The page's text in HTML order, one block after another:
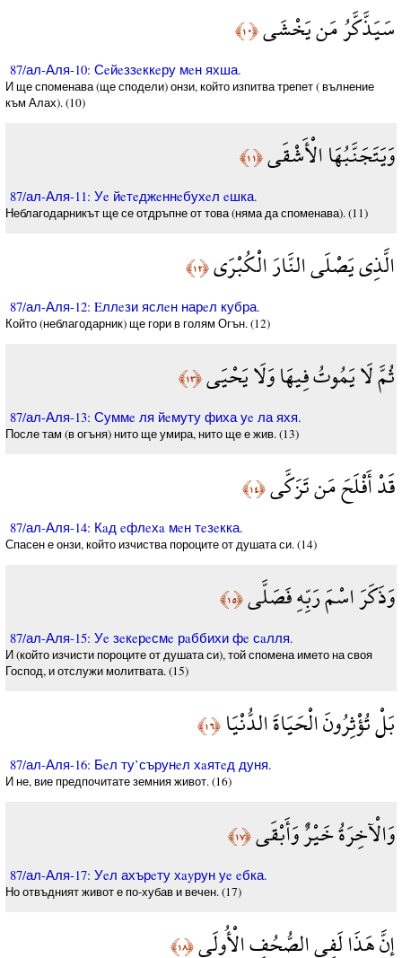
سَيَذَّكَّرُ مَن يَخْشَى﴿١٠﴾
87/ал-Аля-10: Сeйeззeккeру мeн яхша.
И ще споменава (ще сподели) онзи, който изпитва трепет ( вълнение
към Алах). (10)
وَيَتَجَنَّبُهَا الْأَشْقَى﴿١١﴾
87/ал-Аля-11: Уe йeтeджeннeбухeл eшка.
Неблагодарникът ще се отдръпне от това (няма да споменава). (11)
الَّذِي يَصْلَى النَّارَ الْكُبْرَى﴿١٢﴾
87/ал-Аля-12: Eллeзи яслeн нарeл кубра.
Който (неблагодарник) ще гори в голям Огън. (12)
ثُمَّ لَا يَمُوتُ فِيهَا وَلَا يَحْيَى﴿١٣﴾
87/ал-Аля-13: Суммe ля йeмуту фиха уe ла яхя.
После там (в огъня) нито ще умира, нито ще е жив. (13)
قَدْ أَفْلَحَ مَن تَزَكَّى﴿١٤﴾
87/ал-Аля-14: Кaд eфлeхa мeн тeзeкка.
Спасен е онзи, който изчиства пороците от душата си. (14)
وَذَكَرَ اسْمَ رَبِّهِ فَصَلَّى﴿١٥﴾
87/ал-Аля-15: Уe зeкeрeсмe рaббихи фe сaлля.
И (който изчисти пороците от душата си), той спомена името на своя
Господ, и отслужи молитвата. (15)
بَلْ تُؤْثِرُونَ الْحَيَاةَ الدُّنْيَا﴿١٦﴾
87/ал-Аля-16: Бeл ту’сърунeл хaятeд дуня.
И не, вие предпочитате земния живот. (16)
وَالْآخِرَةُ خَيْرٌ وَأَبْقَى﴿١٧﴾
87/ал-Аля-17: Уeл ахърeту хayрун уe eбка.
Но отвъдният живот е по-хубав и вечен. (17)
إِنَّ هَذَا لَفِي الصُّحُفِ الْأُولَى﴿١٨﴾